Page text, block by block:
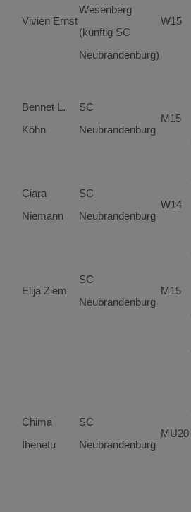
Vivien Ernst
Wesenberg
(künftig SC
Neubrandenburg)
W15
Bennet L.
Köhn
SC
Neubrandenburg
M15
Ciara
Niemann
SC
Neubrandenburg
W14
Elija Ziem
SC
Neubrandenburg
M15
Chima
Ihenetu
SC
Neubrandenburg
MU20